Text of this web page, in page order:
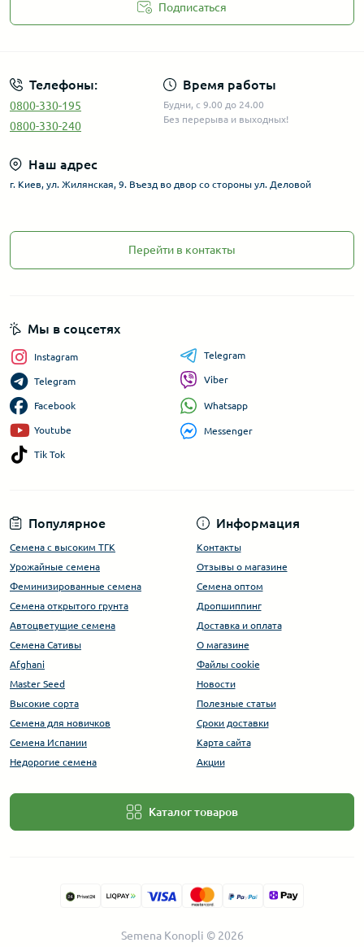
Подписаться
Телефоны:
0800-330-195
0800-330-240
Время работы
Будни, с 9.00 до 24.00
Без перерыва и выходных!
Наш адрес
г. Киев, ул. Жилянская, 9. Въезд во двор со стороны ул. Деловой
Перейти в контакты
Популярное
Семена с высоким ТГК
Урожайные семена
Феминизированные семена
Семена открытого грунта
Автоцветущие семена
Семена Сативы
Afghani
Master Seed
Высокие сорта
Cемена для новичков
Семена Испании
Недорогие семена
Информация
Контакты
Отзывы о магазине
Семена оптом
Дропшиппинг
Доставка и оплата
О магазине
Файлы cookie
Новости
Полезные статьи
Сроки доставки
Карта сайта
Акции
Каталог товаров
Мы в соцсетях
Instagram
Telegram
Facebook
Youtube
Tik Tok
Telegram
Viber
Whatsapp
Messenger
Semena Konopli © 2026